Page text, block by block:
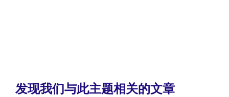
发现我们与此主题相关的文章